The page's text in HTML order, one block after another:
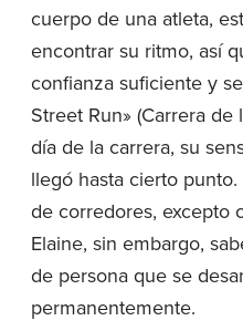
cuerpo de una atleta,
encontrar su ritmo, así
confianza suficiente y
Street Run» (Carrera de
día de la carrera, su
llegó hasta cierto
de corredores, excepto
Elaine, sin embargo,
de persona que se
permanentemente.